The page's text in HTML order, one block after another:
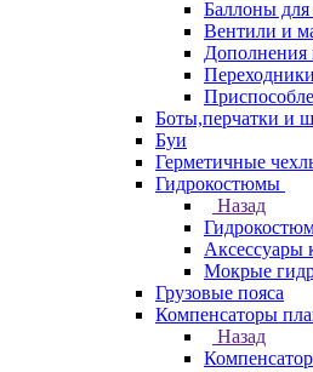
Баллоны для
Вентили и
Дополнения
Боты,перчатки и
Буи
Герметичные
Гидрокостюмы
Назад
Аксессуары
Мокрые
Грузовые пояса
Компенсаторы
Назад